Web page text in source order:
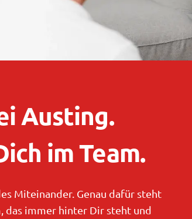
Austing.
im Team.
Miteinander. Genau dafür steht
das immer hinter Dir steht und